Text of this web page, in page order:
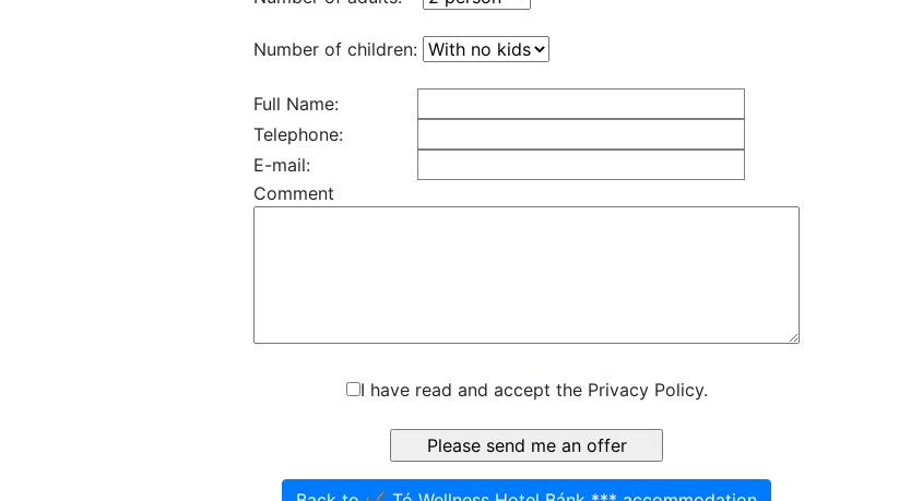
Number of children:
Full Name:
Telephone:
E-mail:
Comment
I have read and accept the Privacy Policy.